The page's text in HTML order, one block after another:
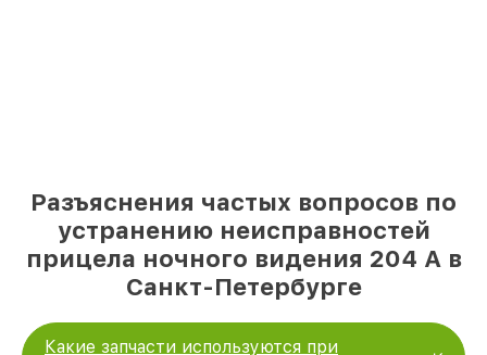
Разъяснения частых вопросов по
устранению неисправностей
прицела ночного видения 204 А в
Санкт-Петербурге
Какие запчасти используются при